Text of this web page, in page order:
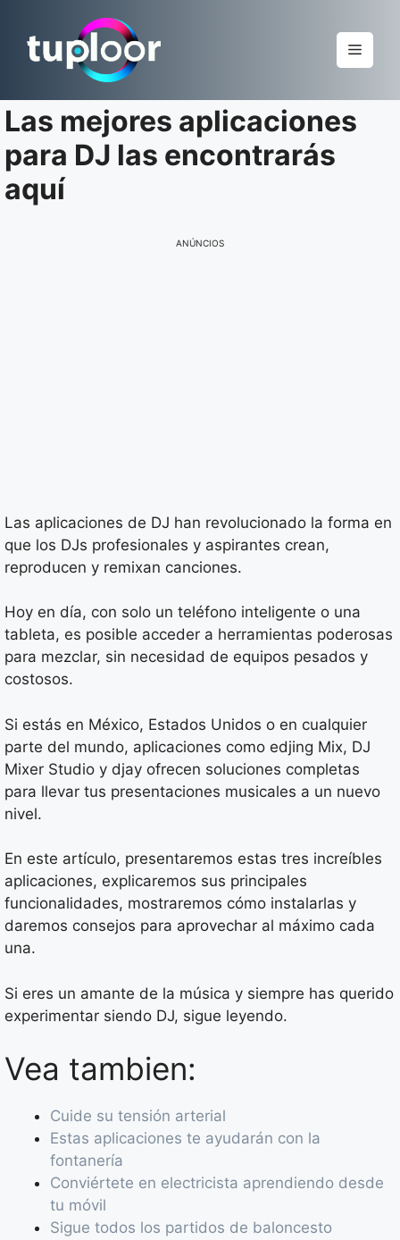
para
Menu
Las mejores aplicaciones
para DJ las encontrarás
aquí
ANÚNCIOS
Las aplicaciones de DJ han revolucionado la forma en
que los DJs profesionales y aspirantes crean,
reproducen y remixan canciones.
Hoy en día, con solo un teléfono inteligente o una
tableta, es posible acceder a herramientas poderosas
para mezclar, sin necesidad de equipos pesados y
costosos.
Si estás en México, Estados Unidos o en cualquier
parte del mundo, aplicaciones como edjing Mix, DJ
Mixer Studio y djay ofrecen soluciones completas
para llevar tus presentaciones musicales a un nuevo
nivel.
En este artículo, presentaremos estas tres increíbles
aplicaciones, explicaremos sus principales
funcionalidades, mostraremos cómo instalarlas y
daremos consejos para aprovechar al máximo cada
una.
Si eres un amante de la música y siempre has querido
experimentar siendo DJ, sigue leyendo.
Vea tambien:
Cuide su tensión arterial
Estas aplicaciones te ayudarán con la
fontanería
Conviértete en electricista aprendiendo desde
tu móvil
Sigue todos los partidos de baloncesto